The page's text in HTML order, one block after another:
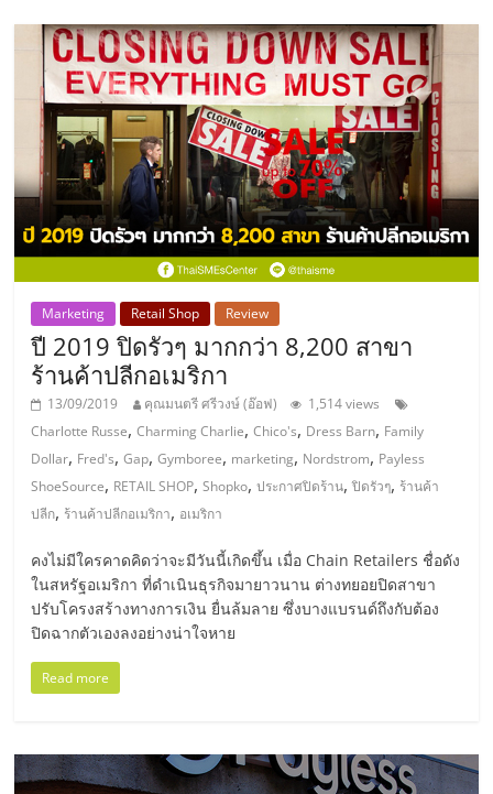
ไชส์,
ที่
ปรึกษา
แฟ
รน
ไชส์,
รวม
แฟ
รน
ไชส์
ขาย
แฟ
รน
Marketing Retail Shop Review
ปี 2019 ปิดรัวๆ มากกว่า 8,200 สาขา
ร้านค้าปลีกอเมริกา
13/09/2019 คุณมนตรี ศรีวงษ์ (อ๊อฟ)
1,514 views
Charlotte Russe,Charming Charlie,Chico's, Dress Barn, Family
Dollar, Fred's,Gap,Gymboree, marketing, Nordstrom, Payless
ShoeSource, RETAIL SHOP,Shopko,ประกาศปิดร้าน,ปิดรัวๆ, ร้านค้า
ปลีก, ร้านค้าปลีกอเมริกา, อเมริกา
คงไม่มีใครคาดคิดว่าจะมีวันนี้เกิดขึ้น เมื่อ Chain Retailers ชื่อดัง
ในสหรัฐอเมริกา ที่ดำเนินธุรกิจมายาวนาน ต่างทยอยปิดสาขา
ปรับโครงสร้างทางการเงิน ยื่นล้มลาย ซึ่งบางแบรนด์ถึงกับต้อง
ปิดฉากตัวเองลงอย่างน่าใจหาย
Read more